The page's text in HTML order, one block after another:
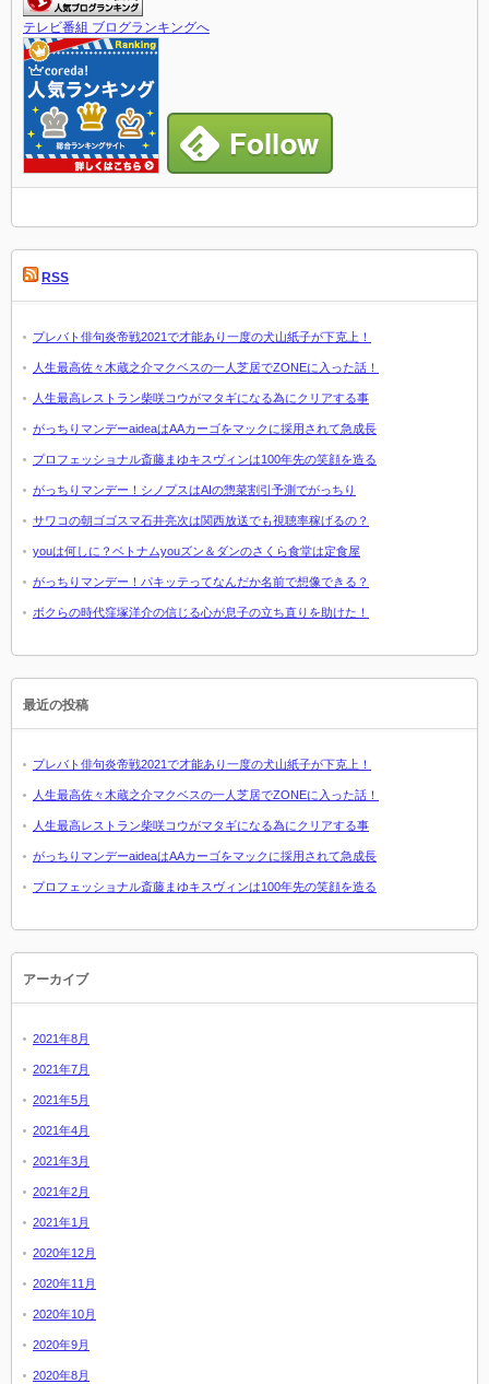
テレビ番組 ブログランキングへ
RSS
プレバト俳句炎帝戦2021で才能あり一度の犬山紙子が下克上！
人生最高佐々木蔵之介マクベスの一人芝居でZONEに入った話！
人生最高レストラン柴咲コウがマタギになる為にクリアする事
がっちりマンデーaideaはAAカーゴをマックに採用されて急成長
プロフェッショナル斎藤まゆキスヴィンは100年先の笑顔を造る
がっちりマンデー！シノプスはAIの惣菜割引予測でがっちり
サワコの朝ゴゴスマ石井亮次は関西放送でも視聴率稼げるの？
youは何しに？ベトナムyouズン＆ダンのさくら食堂は定食屋
がっちりマンデー！パキッテってなんだか名前で想像できる？
ボクらの時代窪塚洋介の信じる心が息子の立ち直りを助けた！
最近の投稿
プレバト俳句炎帝戦2021で才能あり一度の犬山紙子が下克上！
人生最高佐々木蔵之介マクベスの一人芝居でZONEに入った話！
人生最高レストラン柴咲コウがマタギになる為にクリアする事
がっちりマンデーaideaはAAカーゴをマックに採用されて急成長
プロフェッショナル斎藤まゆキスヴィンは100年先の笑顔を造る
アーカイブ
2021年8月
2021年7月
2021年5月
2021年4月
2021年3月
2021年2月
2021年1月
2020年12月
2020年11月
2020年10月
2020年9月
2020年8月